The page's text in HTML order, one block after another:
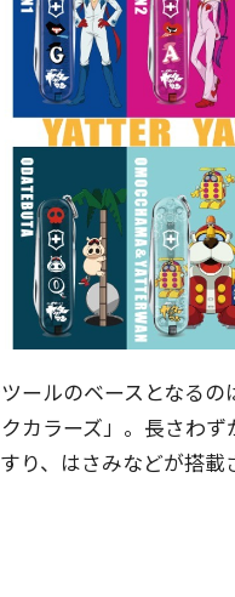
ールのベースとなる
クカラーズ」。長さわ
り、はさみなどが搭